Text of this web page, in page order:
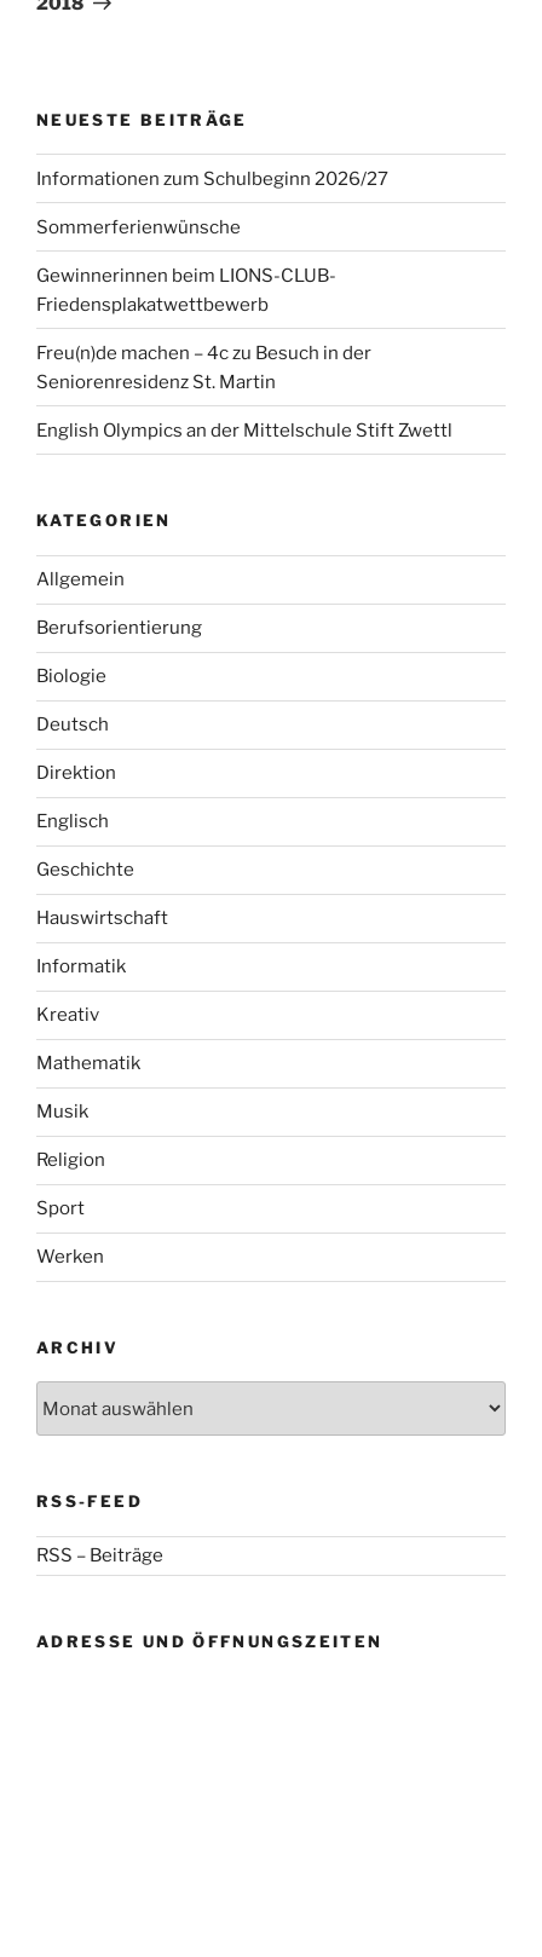
NEUESTE BEITRÄGE
Informationen zum Schulbeginn 2026/27
Sommerferienwünsche
Gewinnerinnen beim LIONS-CLUB-
Friedensplakatwettbewerb
Freu(n)de machen – 4c zu Besuch in der
Seniorenresidenz St. Martin
English Olympics an der Mittelschule Stift Zwettl
KATEGORIEN
Allgemein
Berufsorientierung
Biologie
Deutsch
Direktion
Englisch
Geschichte
Hauswirtschaft
Informatik
Kreativ
Mathematik
Musik
Religion
Sport
Werken
ARCHIV
RSS-FEED
RSS – Beiträge
ADRESSE UND ÖFFNUNGSZEITEN